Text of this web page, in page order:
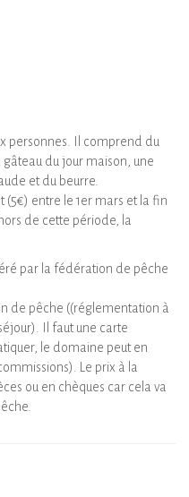
personnes. Il comprend du
du jour maison, une
et du beurre.
(5€) entre le 1er mars et la fin
de cette période, la
par la fédération de pêche
de pêche ((réglementation à
Il faut une carte
le domaine peut en
Le prix à la
ou en chèques car cela va